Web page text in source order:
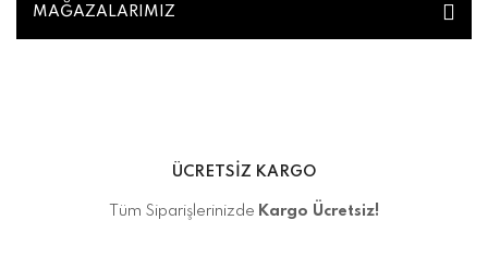
MAĞAZALARIMIZ
ÜCRETSİZ KARGO
Tüm Siparişlerinizde Kargo Ücretsiz!